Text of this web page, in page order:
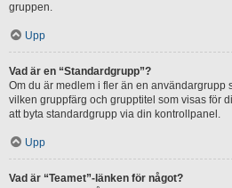
gruppen.
Upp
Vad är en “Standardgrupp”?
Om du är medlem i fler än en användargrupp
vilken gruppfärg och grupptitel som visas för
att byta standardgrupp via din kontrollpanel.
Upp
Vad är “Teamet”-länken för något?